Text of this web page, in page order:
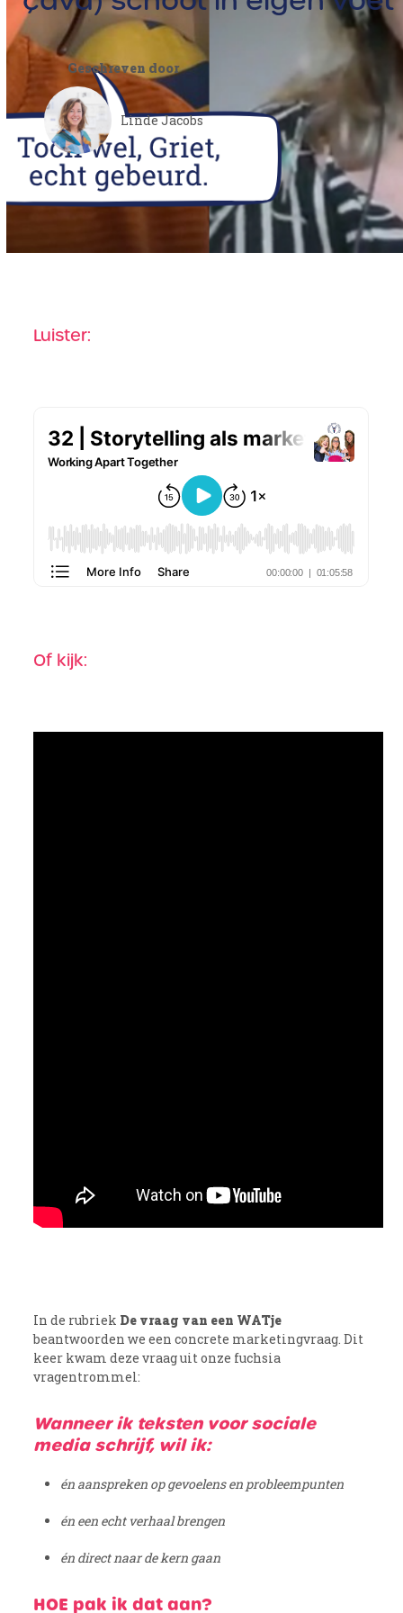
Geschreven door
Linde Jacobs
Luister:
Of kijk:
In de rubriek De vraag van een WATje
beantwoorden we een concrete marketingvraag. Dit
keer kwam deze vraag uit onze fuchsia
vragentrommel:
Wanneer ik teksten voor sociale
media schrijf, wil ik:
én aanspreken op gevoelens en probleempunten
én een echt verhaal brengen
én direct naar de kern gaan
HOE pak ik dat aan?